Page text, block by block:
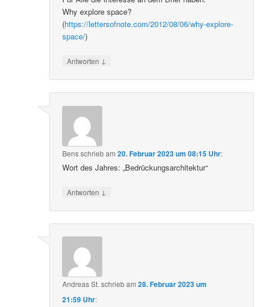
Why explore space?
(https://lettersofnote.com/2012/08/06/why-explore-
space/)
Antworten ↓
Bensschriebam20. Februar 2023 um 08:15 Uhr:
Wort des Jahres: „Bedrückungsarchitektur“
Antworten ↓
Andreas St. schriebam28. Februar 2023 um
21:59 Uhr: